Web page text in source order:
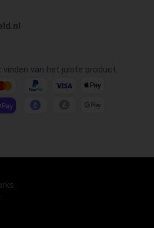
vinden van het juiste product.